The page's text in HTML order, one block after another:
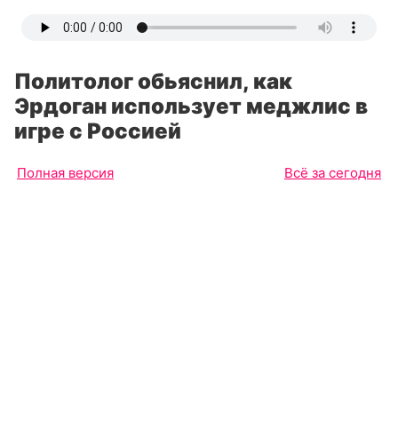
Политолог обьяснил, как
Эрдоган использует меджлис в
игре с Россией
Полная версия Всё за сегодня